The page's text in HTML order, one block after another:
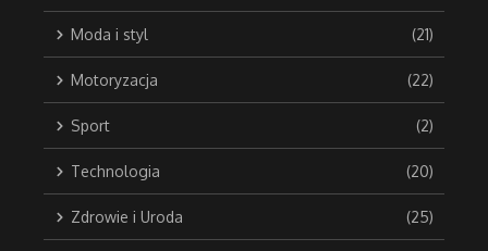
Moda i styl (21)
Motoryzacja (22)
Sport (2)
Technologia (20)
Zdrowie i Uroda (25)